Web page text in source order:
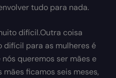
tudo para nada.
difícil.Outra coisa
difícil para as mulheres é
queremos ser mães e
mães ficamos seis meses,